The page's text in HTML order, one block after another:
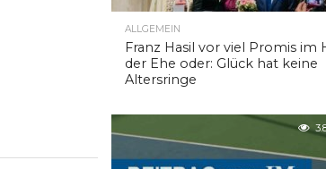
ALLGEMEIN
Franz Hasil vor viel Promis im
der Ehe oder: Glück hat keine
Altersringe